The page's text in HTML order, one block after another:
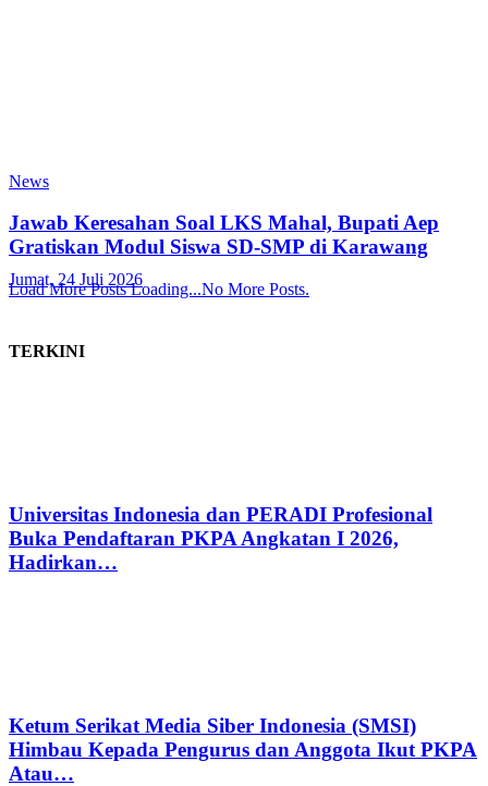
News
Jawab Keresahan Soal LKS Mahal, Bupati Aep
Gratiskan Modul Siswa SD-SMP di Karawang
Jumat, 24 Juli 2026
Load More Posts Loading...No More Posts.
TERKINI
Universitas Indonesia dan PERADI Profesional
Buka Pendaftaran PKPA Angkatan I 2026,
Hadirkan…
Ketum Serikat Media Siber Indonesia (SMSI)
Himbau Kepada Pengurus dan Anggota Ikut PKPA
Atau…